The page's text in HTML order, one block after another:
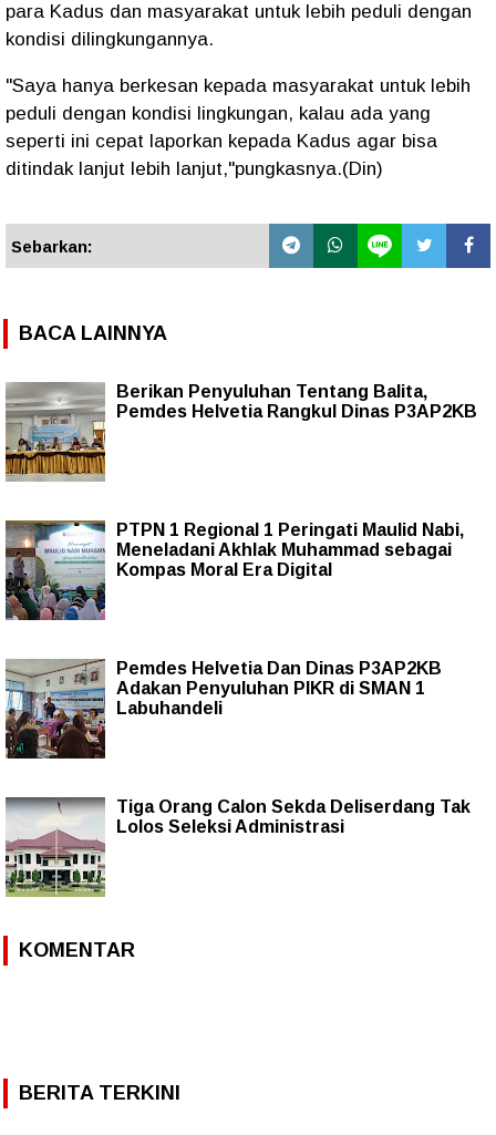
para Kadus dan masyarakat untuk lebih peduli dengan
kondisi dilingkungannya.
"Saya hanya berkesan kepada masyarakat untuk lebih
peduli dengan kondisi lingkungan, kalau ada yang
seperti ini cepat laporkan kepada Kadus agar bisa
ditindak lanjut lebih lanjut,"pungkasnya.(Din)
Sebarkan:
BACA LAINNYA
Berikan Penyuluhan Tentang Balita,
Pemdes Helvetia Rangkul Dinas P3AP2KB
PTPN 1 Regional 1 Peringati Maulid Nabi,
Meneladani Akhlak Muhammad sebagai
Kompas Moral Era Digital
Pemdes Helvetia Dan Dinas P3AP2KB
Adakan Penyuluhan PIKR di SMAN 1
Labuhandeli
Tiga Orang Calon Sekda Deliserdang Tak
Lolos Seleksi Administrasi
KOMENTAR
BERITA TERKINI